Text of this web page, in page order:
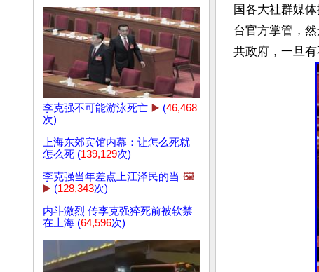
李克强不可能游泳死亡 ▶️ (46,468
次)
上海东郊宾馆内幕：让怎么死就
怎么死 (139,129次)
李克强当年差点上江泽民的当 🖼️
▶️ (128,343次)
内斗激烈 传李克强猝死前被软禁
在上海 (64,596次)
国各大社群媒
台官方掌管，